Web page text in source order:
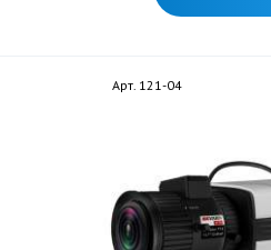
Арт. 121-04